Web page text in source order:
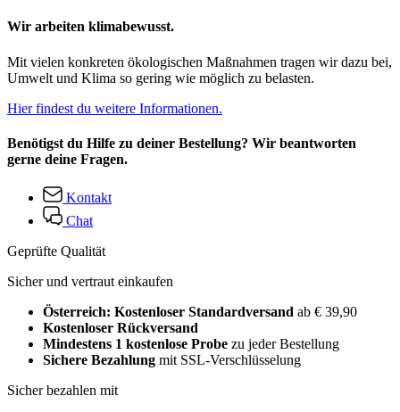
Wir arbeiten klimabewusst.
Mit vielen konkreten ökologischen Maßnahmen tragen wir dazu bei,
Umwelt und Klima so gering wie möglich zu belasten.
Hier findest du weitere Informationen.
Benötigst du Hilfe zu deiner Bestellung? Wir beantworten
gerne deine Fragen.
Kontakt
Chat
Geprüfte Qualität
Sicher und vertraut einkaufen
Österreich: Kostenloser Standardversand ab € 39,90
Kostenloser Rückversand
Mindestens 1 kostenlose Probe zu jeder Bestellung
Sichere Bezahlung mit SSL-Verschlüsselung
Sicher bezahlen mit